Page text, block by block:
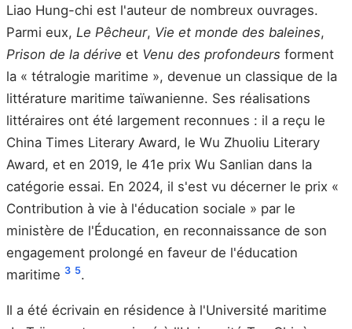
Liao Hung-chi est l'auteur de nombreux ouvrages.
Parmi eux, Le Pêcheur, Vie et monde des baleines,
Prison de la dérive et Venu des profondeurs forment
la « tétralogie maritime », devenue un classique de la
littérature maritime taïwanienne. Ses réalisations
littéraires ont été largement reconnues : il a reçu le
China Times Literary Award, le Wu Zhuoliu Literary
Award, et en 2019, le 41e prix Wu Sanlian dans la
catégorie essai. En 2024, il s'est vu décerner le prix «
Contribution à vie à l'éducation sociale » par le
ministère de l'Éducation, en reconnaissance de son
engagement prolongé en faveur de l'éducation
maritime 3 5.
Il a été écrivain en résidence à l'Université maritime